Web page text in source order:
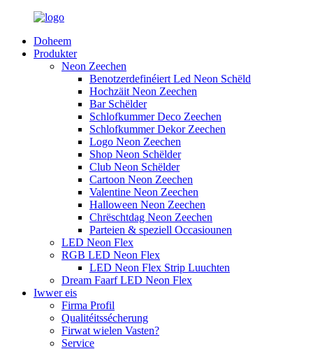
Doheem
Produkter
Neon Zeechen
Benotzerdefinéiert Led Neon Schëld
Hochzäit Neon Zeechen
Bar Schëlder
Schlofkummer Deco Zeechen
Schlofkummer Dekor Zeechen
Logo Neon Zeechen
Shop Neon Schëlder
Club Neon Schëlder
Cartoon Neon Zeechen
Valentine Neon Zeechen
Halloween Neon Zeechen
Chrëschtdag Neon Zeechen
Parteien & speziell Occasiounen
LED Neon Flex
RGB LED Neon Flex
LED Neon Flex Strip Luuchten
Dream Faarf LED Neon Flex
Iwwer eis
Firma Profil
Qualitéitssécherung
Firwat wielen Vasten?
Service